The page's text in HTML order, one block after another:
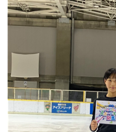
和食 わん
温泉 体
フィットネス・や
せたい
鍼灸・整
クゼー
インテリア 食品
趣味・スキルアッ
プ
保育園・